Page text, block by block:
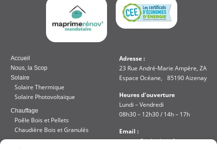
Accueil
Nous, la Scop
Solaire
Solaire Thermique
Solaire Photovoltaïque
Chauffage
Poêle Bois et Pellets
Chaudière Bois et Granulés
Adresse :
23 Rue André-Marie Ampère, ZA
Espace Océane, 85190 Aizenay
Heures d’ouverture
Lundi – Vendredi
08h30 – 12h30 / 14h – 17h
Email :
contact@solar-bois.fr